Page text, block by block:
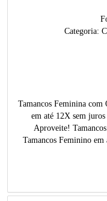
Categoria:
Tamancos Feminina com
em até 12X sem juros
Aproveite!
Tamancos Feminino